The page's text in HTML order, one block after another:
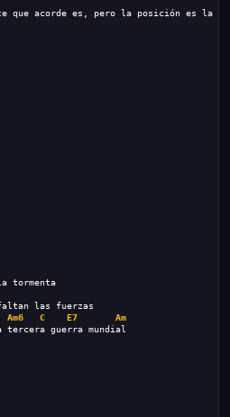
que acorde es, pero la posición es la
tormenta
las fuerzas
Am6 C E7
Am
tercera guerra mundial